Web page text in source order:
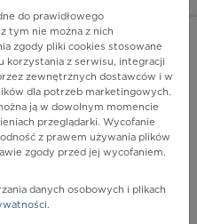
do prawidłowego
tym nie można z nich
zgody pliki cookies stosowane
korzystania z serwisu, integracji
zewnętrznych dostawców i w
dla potrzeb marketingowych.
ją w dowolnym momencie
przeglądarki. Wycofanie
z prawem używania plików
zgody przed jej wycofaniem.
danych osobowych i plikach
.